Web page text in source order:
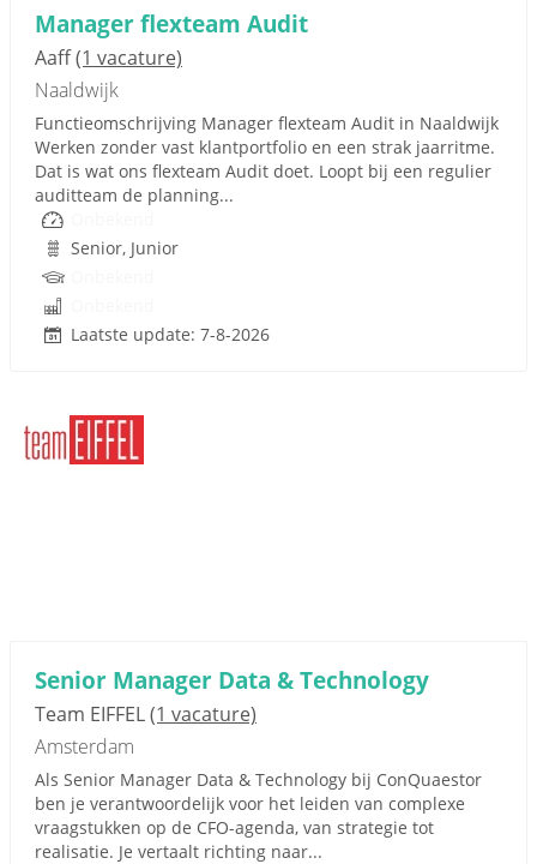
Manager flexteam Audit
Aaff(1 vacature)
Naaldwijk
Functieomschrijving Manager flexteam Audit in Naaldwijk
Werken zonder vast klantportfolio en een strak jaarritme.
Dat is wat ons flexteam Audit doet. Loopt bij een regulier
auditteam de planning...
Senior, Junior
Laatste update: 7-8-2026
Senior Manager Data & Technology
Team EIFFEL(1 vacature)
Amsterdam
Als Senior Manager Data & Technology bij ConQuaestor
ben je verantwoordelijk voor het leiden van complexe
vraagstukken op de CFO-agenda, van strategie tot
realisatie. Je vertaalt richting naar...